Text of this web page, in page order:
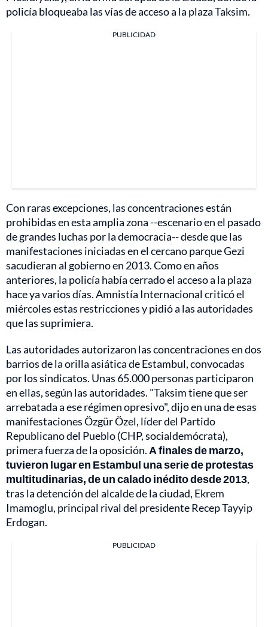
policía bloqueaba las vías de acceso a la plaza Taksim.
PUBLICIDAD
Con raras excepciones, las concentraciones están
prohibidas en esta amplia zona --escenario en el pasado
de grandes luchas por la democracia-- desde que las
manifestaciones iniciadas en el cercano parque Gezi
sacudieran al gobierno en 2013. Como en años
anteriores, la policía había cerrado el acceso a la plaza
hace ya varios días. Amnistía Internacional criticó el
miércoles estas restricciones y pidió a las autoridades
que las suprimiera.
Las autoridades autorizaron las concentraciones en dos
barrios de la orilla asiática de Estambul, convocadas
por los sindicatos. Unas 65.000 personas participaron
en ellas, según las autoridades. "Taksim tiene que ser
arrebatada a ese régimen opresivo", dijo en una de esas
manifestaciones Özgür Özel, líder del Partido
Republicano del Pueblo (CHP, socialdemócrata),
primera fuerza de la oposición. A finales de marzo,
tuvieron lugar en Estambul una serie de protestas
multitudinarias, de un calado inédito desde 2013,
tras la detención del alcalde de la ciudad, Ekrem
Imamoglu, principal rival del presidente Recep Tayyip
Erdogan.
PUBLICIDAD